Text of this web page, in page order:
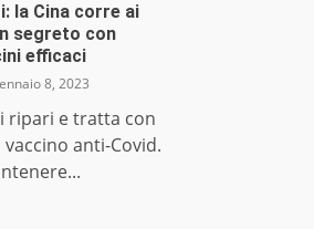
la Cina corre ai
segreto con
efficaci
8, 2023
ripari e tratta con
anti-Covid.